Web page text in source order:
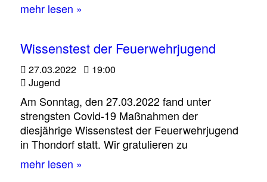
mehr lesen »
Wissenstest der Feuerwehrjugend
27.03.2022
19:00
Jugend
Am Sonntag, den 27.03.2022 fand unter
strengsten Covid-19 Maßnahmen der
diesjährige Wissenstest der Feuerwehrjugend
in Thondorf statt. Wir gratulieren zu
mehr lesen »